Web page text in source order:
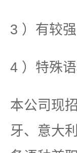
3 ）有较
4 ）特殊
本公司现
牙、意大